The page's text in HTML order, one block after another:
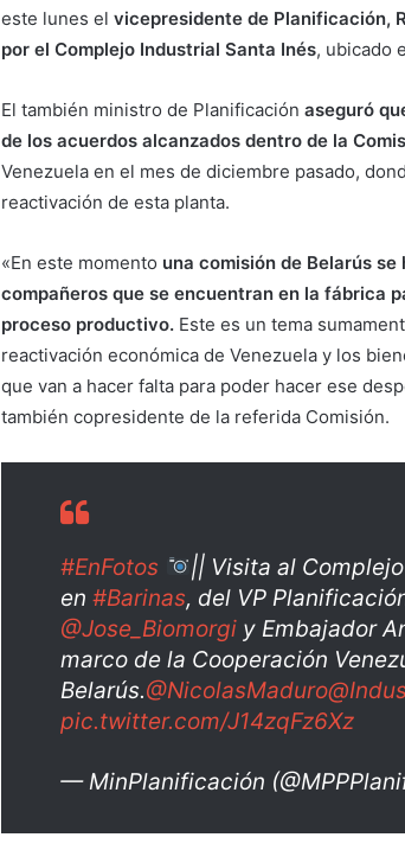
este lunes elvicepresidente de Planificación,
por el Complejo Industrial Santa Inés, ubicado
El también ministro de Planificaciónaseguró
de los acuerdos alcanzados dentro de la
Venezuela en el mes de diciembre pasado,
reactivación de esta planta.
«En este momento una comisión de Belarús
compañeros que se encuentran en la fábrica
proceso productivo. Este es un tema
reactivación económica de Venezuela y los
que van a hacer falta para poder hacer ese
también copresidente de la referida Comisión.
#EnFotos
|| Visita al
en#Barinas, del VP
@Jose_Biomorgi y Embajador
marco de la Cooperación
Belarús.@NicolasMaduro
pic.twitter.com/J14zqFz6Xz
— MinPlanificación